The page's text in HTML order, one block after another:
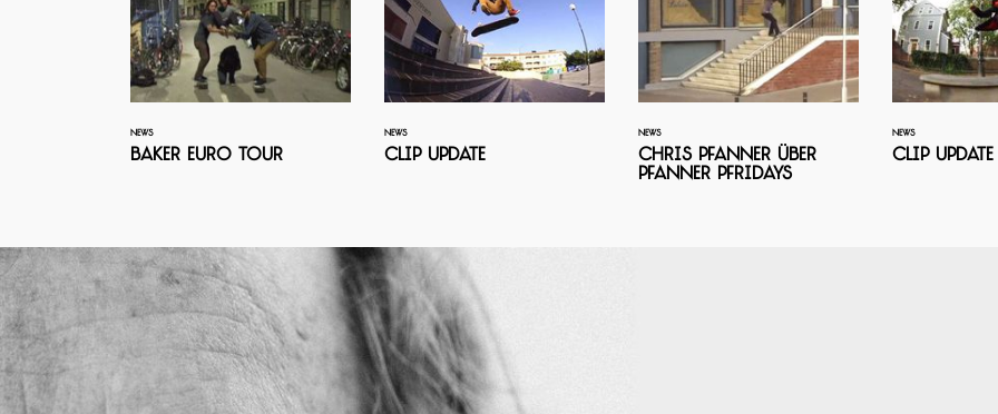
NEWS
Baker Euro Tour
NEWS
Clip Update
NEWS
Chris Pfanner über
Pfanner Pfridays
NEWS
Clip Update